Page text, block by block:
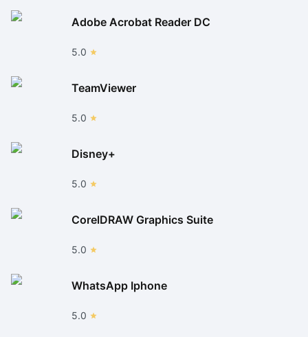
Adobe Acrobat Reader DC
5.0
TeamViewer
5.0
Disney+
5.0
CorelDRAW Graphics Suite
5.0
WhatsApp Iphone
5.0